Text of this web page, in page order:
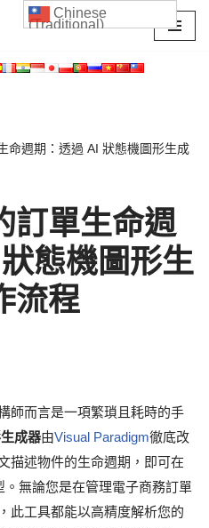
命週期：透過 AI 狀態機圖形生成
訂單生命週
態機圖形生
流程
師而言是一項繁瑣且耗時的手
成器由Visual Paradigm徹底改
描述物件的生命週期，即可在
無論您是在管理電子商務訂單
此工具都能以高精度解析您的
Chinese
(Traditional)